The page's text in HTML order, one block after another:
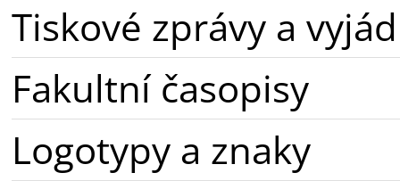
Tiskové zprávy a
Fakultní časopisy
Logotypy a znaky